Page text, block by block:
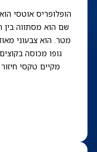
הופלופריס אוטסי
מטר. הוא צבעוני
גופו מכוסה
מקיים טקסי חיזור